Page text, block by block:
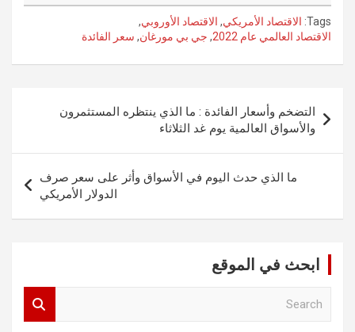
Tags: الاقتصاد الأمريكي, الاقتصاد الأوروبي,
الاقتصاد العالمي عام 2022
, جي بي مورغان, سعر الفائدة
المقالات
التضخم وأسعار الفائدة : ما الذي ينتظره المستثمرون
والأسواق العالمية يوم غد الثلاثاء
ما الذي حدث اليوم في الأسواق وأثر على سعر صرف
الدولار الأمريكي
ابحث في الموقع